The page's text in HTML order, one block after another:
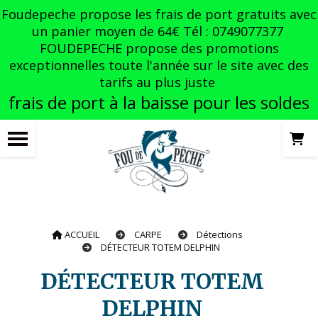
Foudepeche propose les frais de port gratuits avec
un panier moyen de 64€ Tél : 0749077377
FOUDEPECHE propose des promotions
exceptionnelles toute l'année sur le site avec des
tarifs au plus juste
frais de port à la baisse pour les soldes
ACCUEIL CARPE
Détections
DÉTECTEUR TOTEM DELPHIN
DÉTECTEUR TOTEM
DELPHIN